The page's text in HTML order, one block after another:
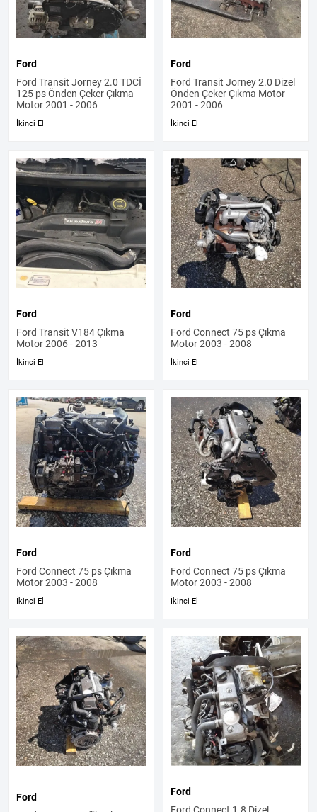
Ford
Ford Transit Jorney 2.0 TDCİ
125 ps Önden Çeker Çıkma
Motor 2001 - 2006
İkinci El
Ford
Ford Transit Jorney 2.0 Dizel
Önden Çeker Çıkma Motor
2001 - 2006
İkinci El
Ford
Ford Transit V184 Çıkma
Motor 2006 - 2013
İkinci El
Ford
Ford Connect 75 ps Çıkma
Motor 2003 - 2008
İkinci El
Ford
Ford Connect 75 ps Çıkma
Motor 2003 - 2008
İkinci El
Ford
Ford Connect 75 ps Çıkma
Motor 2003 - 2008
İkinci El
Ford
Ford